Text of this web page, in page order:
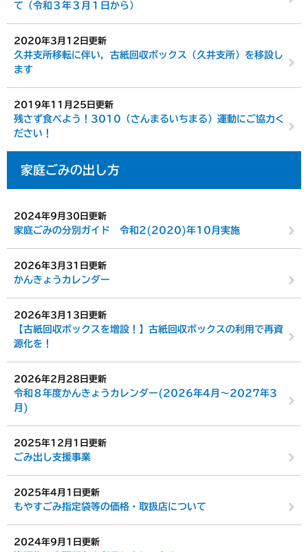
て（令和３年３月１日から）
2020年3月12日更新
久井支所移転に伴い，古紙回収ボックス（久井支所）を移設し
ます
2019年11月25日更新
残さず食べよう！3010（さんまるいちまる）運動にご協力く
ださい！
家庭ごみの出し方
2024年9月30日更新
家庭ごみの分別ガイド 令和2(2020)年10月実施
2026年3月31日更新
かんきょうカレンダー
2026年3月13日更新
【古紙回収ボックスを増設！】古紙回収ボックスの利用で再資
源化を！
2026年2月28日更新
令和８年度かんきょうカレンダー(2026年4月～2027年3
月)
2025年12月1日更新
ごみ出し支援事業
2025年4月1日更新
もやすごみ指定袋等の価格・取扱店について
2024年9月1日更新